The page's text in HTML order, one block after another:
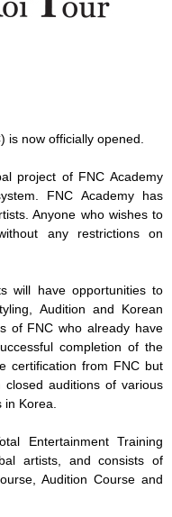
is now officially opened.
project of FNC Academy
FNC Academy has
Anyone who wishes to
any restrictions on
will have opportunities to
Audition and Korean
of FNC who already have
completion of the
certification from FNC but
auditions of various
Korea.
Entertainment Training
artists, and consists of
Audition Course and